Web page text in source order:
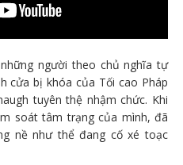
người theo chủ nghĩa tự
cửa bị khóa của Tối cao Pháp
tuyên thệ nhậm chức. Khi
soát tâm trạng của mình, đã
nề như thể đang cố xé toạc